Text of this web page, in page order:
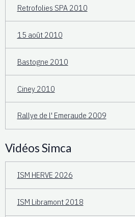
Retrofolies SPA 2010
15 août 2010
Bastogne 2010
Ciney 2010
Rallye de l' Emeraude 2009
Vidéos Simca
ISM HERVE 2026
ISM Libramont 2018